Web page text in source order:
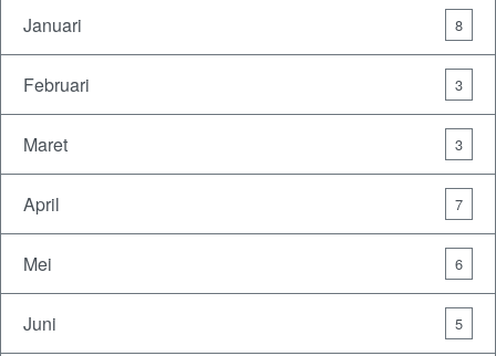
Januari 8
Februari 3
Maret 3
April 7
Mei 6
Juni 5